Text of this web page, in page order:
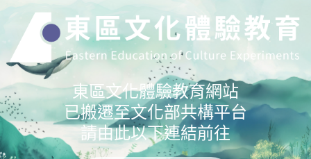
東區文化體驗教育網站
已搬遷至文化部共構平台
請由此以下連結前往